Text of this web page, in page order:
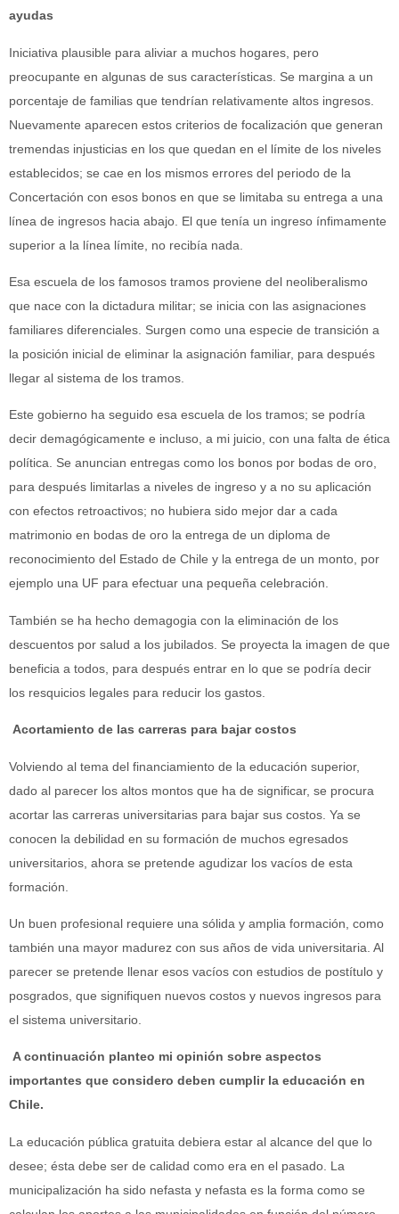
ayudas
Iniciativa plausible para aliviar a muchos hogares, pero
preocupante en algunas de sus características. Se margina a un
porcentaje de familias que tendrían relativamente altos ingresos.
Nuevamente aparecen estos criterios de focalización que generan
tremendas injusticias en los que quedan en el límite de los niveles
establecidos; se cae en los mismos errores del periodo de la
Concertación con esos bonos en que se limitaba su entrega a una
línea de ingresos hacia abajo. El que tenía un ingreso ínfimamente
superior a la línea límite, no recibía nada.
Esa escuela de los famosos tramos proviene del neoliberalismo
que nace con la dictadura militar; se inicia con las asignaciones
familiares diferenciales. Surgen como una especie de transición a
la posición inicial de eliminar la asignación familiar, para después
llegar al sistema de los tramos.
Este gobierno ha seguido esa escuela de los tramos; se podría
decir demagógicamente e incluso, a mi juicio, con una falta de ética
política. Se anuncian entregas como los bonos por bodas de oro,
para después limitarlas a niveles de ingreso y a no su aplicación
con efectos retroactivos; no hubiera sido mejor dar a cada
matrimonio en bodas de oro la entrega de un diploma de
reconocimiento del Estado de Chile y la entrega de un monto, por
ejemplo una UF para efectuar una pequeña celebración.
También se ha hecho demagogia con la eliminación de los
descuentos por salud a los jubilados. Se proyecta la imagen de que
beneficia a todos, para después entrar en lo que se podría decir
los resquicios legales para reducir los gastos.
Acortamiento de las carreras para bajar costos
Volviendo al tema del financiamiento de la educación superior,
dado al parecer los altos montos que ha de significar, se procura
acortar las carreras universitarias para bajar sus costos. Ya se
conocen la debilidad en su formación de muchos egresados
universitarios, ahora se pretende agudizar los vacíos de esta
formación.
Un buen profesional requiere una sólida y amplia formación, como
también una mayor madurez con sus años de vida universitaria. Al
parecer se pretende llenar esos vacíos con estudios de postítulo y
posgrados, que signifiquen nuevos costos y nuevos ingresos para
el sistema universitario.
A continuación planteo mi opinión sobre aspectos
importantes que considero deben cumplir la educación en
Chile.
La educación pública gratuita debiera estar al alcance del que lo
desee; ésta debe ser de calidad como era en el pasado. La
municipalización ha sido nefasta y nefasta es la forma como se